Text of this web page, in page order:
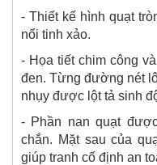
- Thiết kế hình quạt
nổi tinh xảo.
- Họa tiết chim công
đen. Từng đường nét
nhụy được lột tả sinh
- Phần nan quạt
chắn. Mặt sau của
giúp tranh cố định an